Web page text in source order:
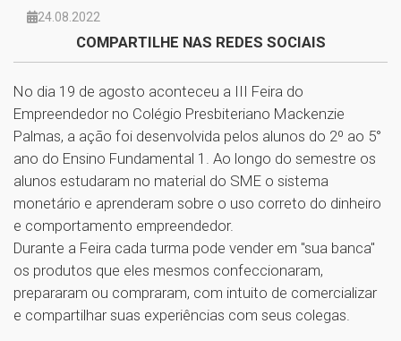
24.08.2022
COMPARTILHE NAS REDES SOCIAIS
No dia 19 de agosto aconteceu a III Feira do
Empreendedor no Colégio Presbiteriano Mackenzie
Palmas, a ação foi desenvolvida pelos alunos do 2º ao 5°
ano do Ensino Fundamental 1. Ao longo do semestre os
alunos estudaram no material do SME o sistema
monetário e aprenderam sobre o uso correto do dinheiro
e comportamento empreendedor.
Durante a Feira cada turma pode vender em "sua banca"
os produtos que eles mesmos confeccionaram,
prepararam ou compraram, com intuito de comercializar
e compartilhar suas experiências com seus colegas.